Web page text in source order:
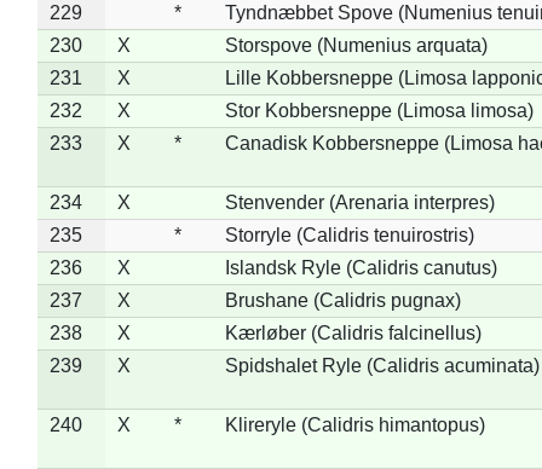
229
*
Tyndnæbbet Spove (Numenius
230
X
Storspove (Numenius arquata)
231
X
Lille Kobbersneppe (Limosa
232
X
Stor Kobbersneppe (Limosa limosa)
233
X * Canadisk Kobbersneppe (Limosa
234 X
Stenvender (Arenaria interpres)
235
*
Storryle (Calidris tenuirostris)
236
X
Islandsk Ryle (Calidris canutus)
237
X
Brushane (Calidris pugnax)
238
X
Kærløber (Calidris falcinellus)
239
X Spidshalet Ryle (Calidris acuminata)
240 X * Klireryle (Calidris himantopus)